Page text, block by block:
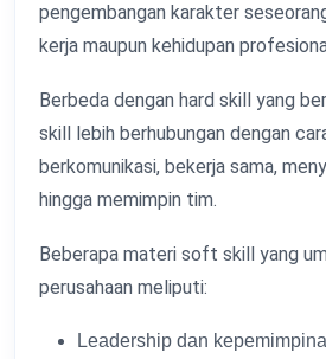
pengembangan karakter
kerja maupun kehidupan
Berbeda dengan hard skill yang
skill lebih berhubungan dengan
berkomunikasi, bekerja sama,
hingga memimpin tim.
Beberapa materi soft skill yang
perusahaan meliputi:
Leadership dan